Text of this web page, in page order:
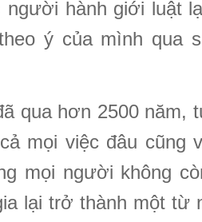
người hành giới luật
ý của mình qua
qua hơn 2500 năm,
mọi việc đâu cũng
mọi người không
lại trở thành một từ